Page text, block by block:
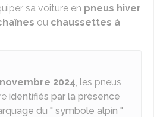
sa voiture en pneus hiver
ou chaussettes à
novembre 2024, les pneus
identifiés par la présence
du " symbole alpin "